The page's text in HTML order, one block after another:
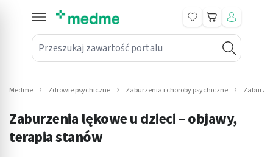
Przeszukaj zawartość portalu
Koszyk
submenu: Leki na receptę
submenu: Mama i dziecko
Medme Zdrowie psychiczne Zaburzenia i choroby psychiczne
Zaburzenia lękowe u dzieci – objawy,
terapia stanów